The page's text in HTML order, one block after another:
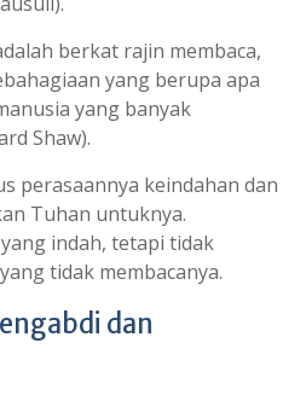
berkat rajin membaca,
yang berupa apa
yang banyak
Shaw).
perasaannya keindahan dan
Tuhan untuknya.
indah, tetapi tidak
tidak membacanya.
dan